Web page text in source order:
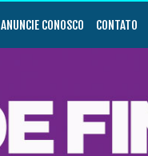
ANUNCIE CONOSCO CONTATO